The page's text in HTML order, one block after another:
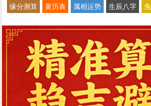
缘分测算
黄历表 属相运势 生辰八字